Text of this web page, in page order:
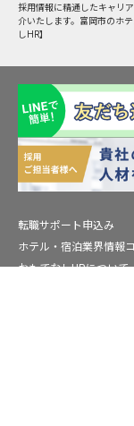
採用情報に精通したキャリ
介いたします。富岡市のホ
しHR】
転職サポート申込み
ホテル・宿泊業界情報
おもてなしHRについて